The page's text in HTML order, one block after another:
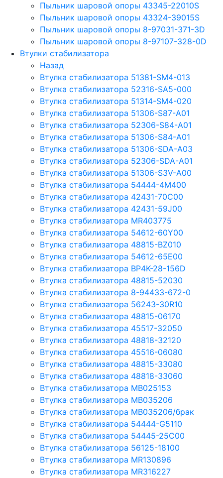
Пыльник шаровой опоры 43345-22010S
Пыльник шаровой опоры 43324-39015S
Пыльник шаровой опоры 8-97031-371-3D
Пыльник шаровой опоры 8-97107-328-0D
Втулки стабилизатора
Назад
Втулка стабилизатора 51381-SM4-013
Втулка стабилизатора 52316-SA5-000
Втулка стабилизатора 51314-SM4-020
Втулка стабилизатора 51306-S87-A01
Втулка стабилизатора 52306-S84-A01
Втулка стабилизатора 51306-S84-A01
Втулка стабилизатора 51306-SDA-A03
Втулка стабилизатора 52306-SDA-A01
Втулка стабилизатора 51306-S3V-A00
Втулка стабилизатора 54444-4M400
Втулка стабилизатора 42431-70С00
Втулка стабилизатора 42431-59J00
Втулка стабилизатора MR403775
Втулка стабилизатора 54612-60Y00
Втулка стабилизатора 48815-BZ010
Втулка стабилизатора 54612-65Е00
Втулка стабилизатора BP4K-28-156D
Втулка стабилизатора 48815-52030
Втулка стабилизатора 8-94433-672-0
Втулка стабилизатора 56243-30R10
Втулка стабилизатора 48815-06170
Втулка стабилизатора 45517-32050
Втулка стабилизатора 48818-32120
Втулка стабилизатора 45516-06080
Втулка стабилизатора 48815-33080
Втулка стабилизатора 48818-33060
Втулка стабилизатора MB025153
Втулка стабилизатора MB035206
Втулка стабилизатора MB035206/брак
Втулка стабилизатора 54444-G5110
Втулка стабилизатора 54445-25C00
Втулка стабилизатора 56125-18100
Втулка стабилизатора MR130896
Втулка стабилизатора MR316227